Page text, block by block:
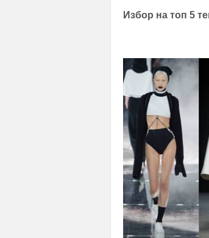
Избор на топ 5